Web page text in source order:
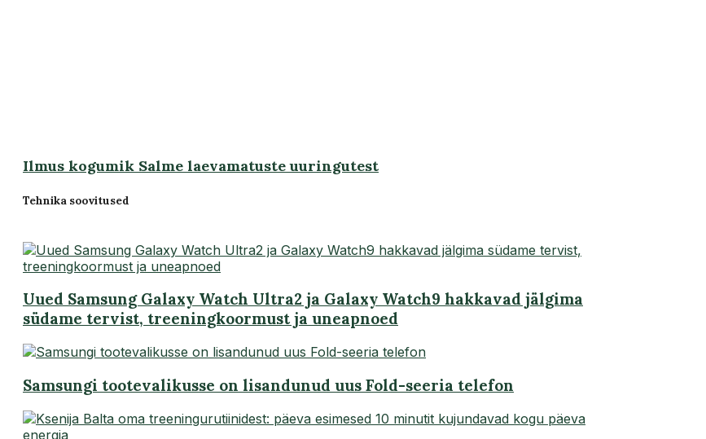
Ilmus kogumik Salme laevamatuste uuringutest
Tehnika soovitused
Uued Samsung Galaxy Watch Ultra2 ja Galaxy Watch9 hakkavad jälgima
südame tervist, treeningkoormust ja uneapnoed
Samsungi tootevalikusse on lisandunud uus Fold-seeria telefon